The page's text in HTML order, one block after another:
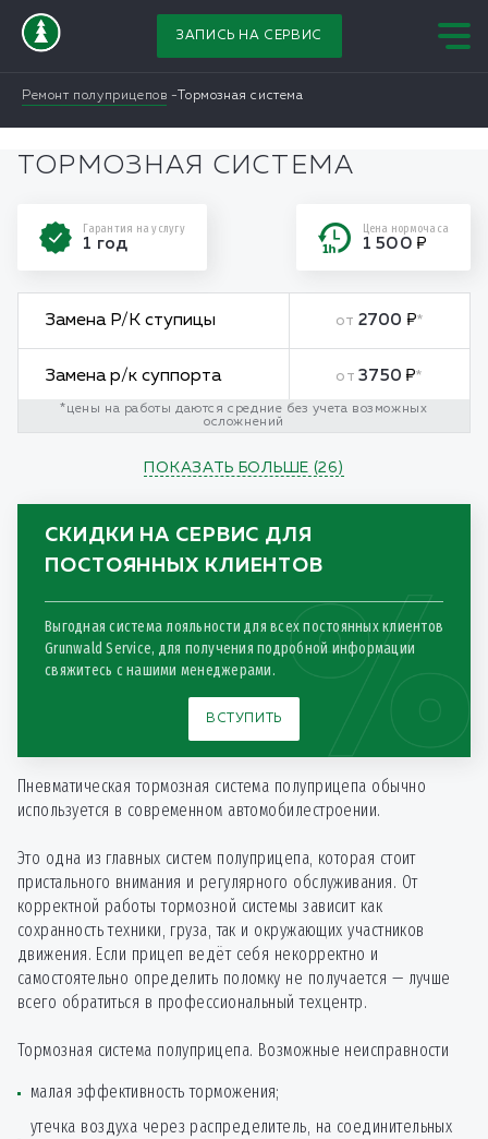
ЗАПИСЬ НА СЕРВИС
Ремонт полуприцепов Тормозная система
ТОРМОЗНАЯ СИСТЕМА
Гарантия на услугу
1 год
Цена нормочаса
1 500
Замена Р/К ступицы от 2700 *
Замена р/к суппорта от3750 *
Замена барабана при
Замена датчика АБС от900 *
Замена крана
Замена кронштейна
энергоаккумулятора
от2400
3750
Замена рем. комплекта
суппорта 1 шт
от2700 *
Замена рем.комплекта
тормозного вала на 1 ось
от1725
Замена стяжной пружины
тормозных колодок
от150 *
Замена тормозной
камеры
от 450
колодок на дисковых
тормозах 1 ось
*цены на работы даются средние без учета возможных
осложнений
ПОКАЗАТЬ БОЛЬШЕ (26 )
СКИДКИ НА СЕРВИС ДЛЯ
ПОСТОЯННЫХ КЛИЕНТОВ
Выгодная система лояльности для всех постоянных клиентов
Grunwald Service, для получения подробной информации
свяжитесь с нашими менеджерами.
ВСТУПИТЬ
Пневматическая тормозная система полуприцепа обычно
используется в современном автомобилестроении.
Это одна из главных систем полуприцепа, которая стоит
пристального внимания и регулярного обслуживания. От
корректной работы тормозной системы зависит как
сохранность техники, груза, так и окружающих участников
движения. Если прицеп ведёт себя некорректно и
самостоятельно определить поломку не получается — лучше
всего обратиться в профессиональный техцентр.
Тормозная система полуприцепа. Возможные неисправности
малая эффективность торможения;
утечка воздуха через распределитель, на соединительных